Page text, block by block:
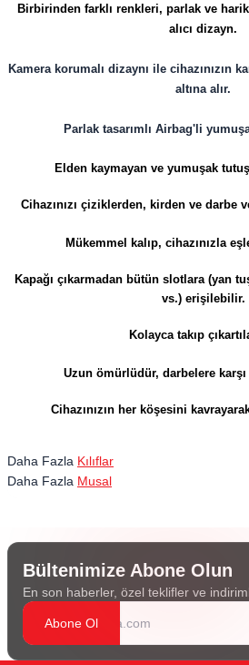
Birbirinden farklı renkleri, parlak ve
alıcı dizayn.
Kamera korumalı dizaynı ile cihazınızın
altına alır.
Parlak tasarımlı Airbag'li
Elden kaymayan ve yumuşak
Cihazınızı çiziklerden, kirden ve darbe
Mükemmel kalıp, cihazınızla
Kapağı çıkarmadan bütün slotlara (yan
vs.) erişilebilir.
Kolayca takıp
Uzun ömürlüdür, darbelere
​​​​​​​Cihazınızın her köşesini
Daha Fazla Kılıflar
Daha Fazla Musal
Bültenimize Abone Olun
En son haberler, özel teklifler ve
Abone Ol